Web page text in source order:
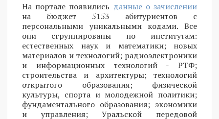
На портале появились данные о зачислении
на бюджет 5153 абитуриентов с
персональными уникальными кодами. Все
они сгруппированы по институтам:
естественных наук и математики; новых
материалов и технологий; радиоэлектроники
и информационных технологий - РТФ;
строительства и архитектуры; технологий
открытого образования; физической
культуры, спорта и молодежной политики;
фундаментального образования; экономики
и управления; Уральской передовой